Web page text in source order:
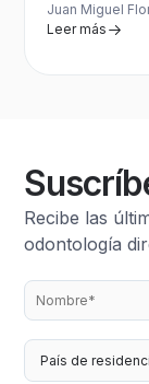
Juan Miguel
Leer más
Recibe las
odontología